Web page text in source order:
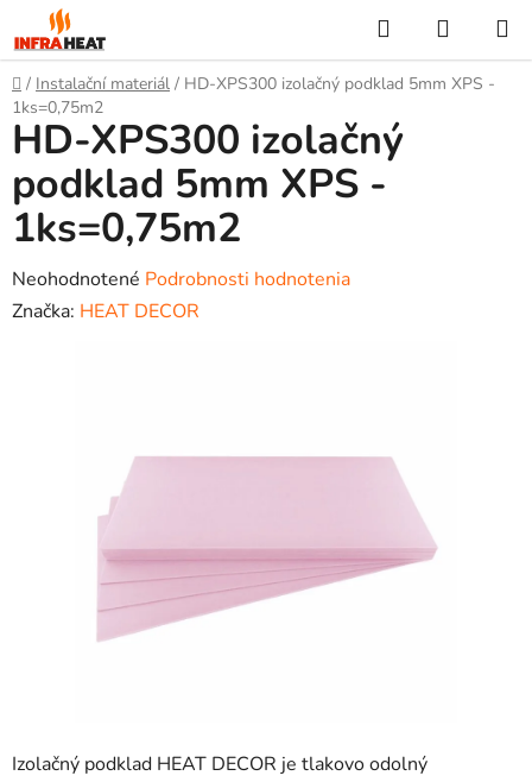
Prejsť
na
obsah
Hľadať
KOŠÍK
Domov
/ Instalační materiál / HD-XPS300 izolačný podklad 5mm XPS -
1ks=0,75m2
Izolačný podklad HEAT DECOR je tlakovo odolný
HD-XPS300 izolačný
podklad 5mm XPS -
1ks=0,75m2
Priemerné
hodnotenie
Neohodnotené Podrobnosti hodnotenia
Značka: HEAT DECOR